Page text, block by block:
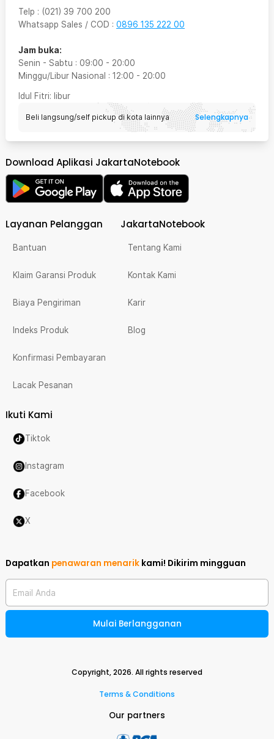
Telp : (021) 39 700 200
Whatsapp Sales / COD : 0896 135 222 00
Jam buka:
Senin - Sabtu : 09:00 - 20:00
Minggu/Libur Nasional : 12:00 - 20:00
Idul Fitri: libur
Beli langsung/self pickup di kota lainnya Selengkapnya
Download Aplikasi JakartaNotebook
Layanan Pelanggan
Bantuan
Klaim Garansi Produk
Biaya Pengiriman
Indeks Produk
Konfirmasi Pembayaran
Lacak Pesanan
JakartaNotebook
Tentang Kami
Kontak Kami
Karir
Blog
Ikuti Kami
Tiktok
Instagram
Facebook
X
Dapatkan penawaran menarik kami! Dikirim mingguan
Email Anda
Mulai Berlangganan
Copyright,2026. All rights reserved
Terms & Conditions
Our partners